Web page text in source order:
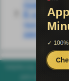
правовое
В основу
чьи
helpiks.org -